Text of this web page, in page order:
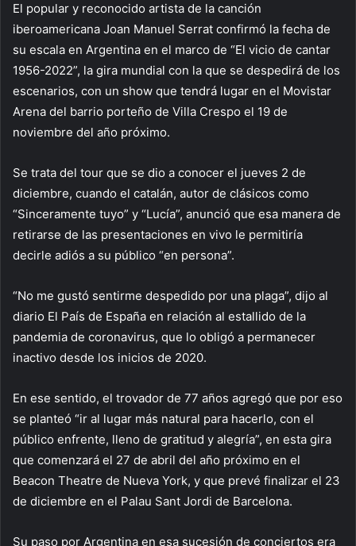
El popular y reconocido artista de la canción
iberoamericana Joan Manuel Serrat confirmó la fecha de
su escala en Argentina en el marco de “El vicio de cantar
1956-2022”, la gira mundial con la que se despedirá de los
escenarios, con un show que tendrá lugar en el Movistar
Arena del barrio porteño de Villa Crespo el 19 de
noviembre del año próximo.
Se trata del tour que se dio a conocer el jueves 2 de
diciembre, cuando el catalán, autor de clásicos como
“Sinceramente tuyo” y “Lucía”, anunció que esa manera de
retirarse de las presentaciones en vivo le permitiría
decirle adiós a su público “en persona”.
“No me gustó sentirme despedido por una plaga”, dijo al
diario El País de España en relación al estallido de la
pandemia de coronavirus, que lo obligó a permanecer
inactivo desde los inicios de 2020.
En ese sentido, el trovador de 77 años agregó que por eso
se planteó “ir al lugar más natural para hacerlo, con el
público enfrente, lleno de gratitud y alegría”, en esta gira
que comenzará el 27 de abril del año próximo en el
Beacon Theatre de Nueva York, y que prevé finalizar el 23
de diciembre en el Palau Sant Jordi de Barcelona.
Su paso por Argentina en esa sucesión de conciertos era